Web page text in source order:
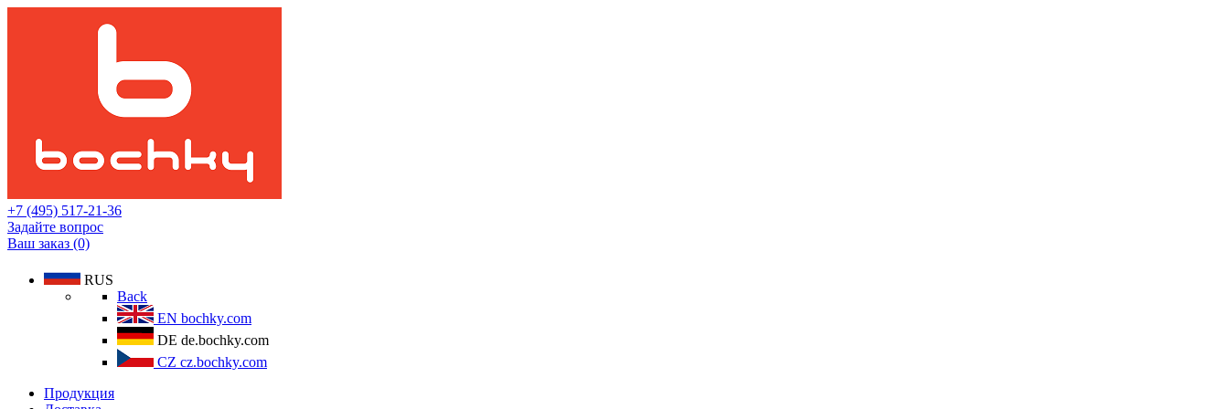
+7 (495) 517-21-36
Задайте вопрос
Ваш заказ (0)
RUS
Back
EN bochky.com
DE de.bochky.com
CZ cz.bochky.com
Продукция